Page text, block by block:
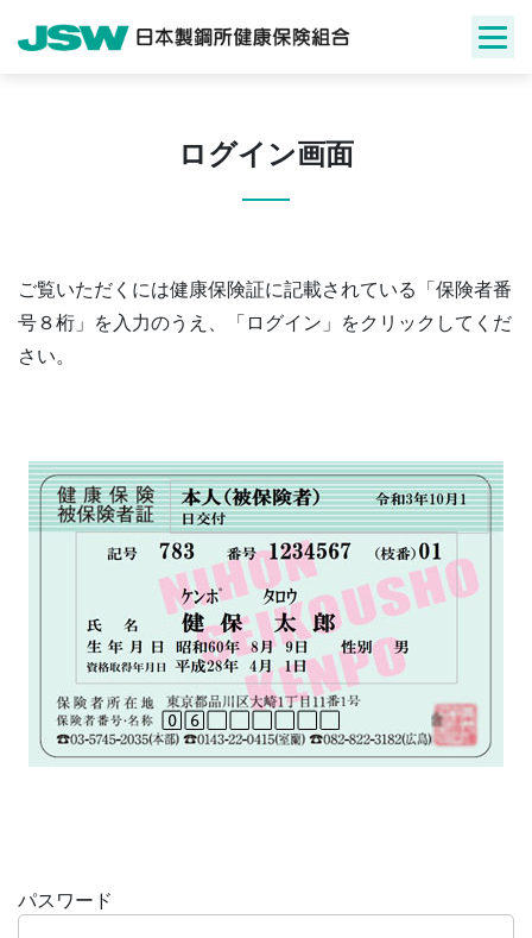
ログイン画面
ご覧いただくには健康保険証に記載されている「保険者番
号８桁」を入力のうえ、「ログイン」をクリックしてくだ
さい。
パスワード